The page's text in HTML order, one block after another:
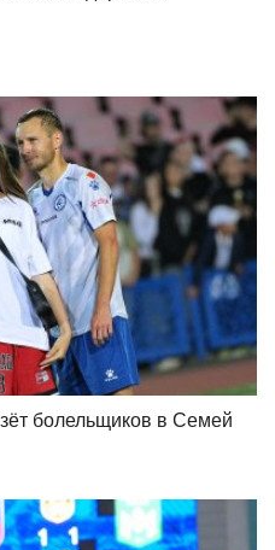
болельщиков в Семей